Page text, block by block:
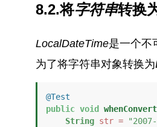
8.2.将字符串转换
LocalDateTime是一个不
为了将字符串对象转换为
@Test
public void
String str =